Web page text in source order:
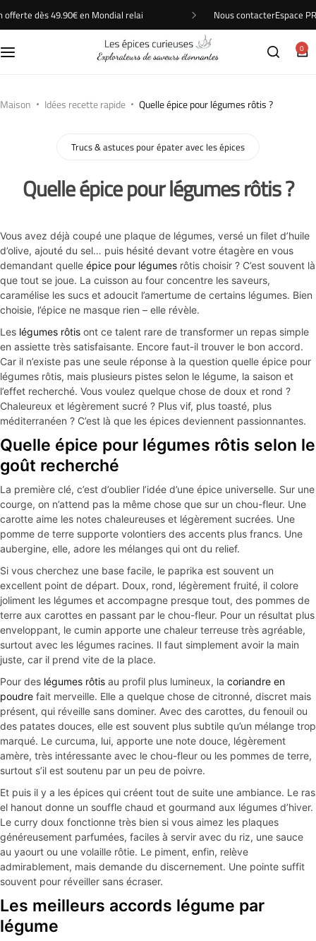
offerte dès 49.90€ en Mondial relai Nous contacterEspace
0
Maison Idées recette rapide Quelle épice pour légumes rôtis ?
Trucs & astuces pour épater avec les épices
Quelle épice pour légumes rôtis ?
Vous avez déjà coupé une plaque de légumes, versé un filet d’huile
d’olive, ajouté du sel… puis hésité devant votre étagère en vous
demandant quelle épice pour légumes rôtis choisir ? C’est souvent là
que tout se joue. La cuisson au four concentre les saveurs,
caramélise les sucs et adoucit l’amertume de certains légumes. Bien
choisie, l’épice ne masque rien – elle révèle.
Les légumes rôtis ont ce talent rare de transformer un repas simple
en assiette très satisfaisante. Encore faut-il trouver le bon accord.
Car il n’existe pas une seule réponse à la question quelle épice pour
légumes rôtis, mais plusieurs pistes selon le légume, la saison et
l’effet recherché. Vous voulez quelque chose de doux et rond ?
Chaleureux et légèrement sucré ? Plus vif, plus toasté, plus
méditerranéen ? C’est là que les épices deviennent passionnantes.
Quelle épice pour légumes rôtis selon le
goût recherché
La première clé, c’est d’oublier l’idée d’une épice universelle. Sur une
courge, on n’attend pas la même chose que sur un chou-fleur. Une
carotte aime les notes chaleureuses et légèrement sucrées. Une
pomme de terre supporte volontiers des accents plus francs. Une
aubergine, elle, adore les mélanges qui ont du relief.
Si vous cherchez une base facile, le paprika est souvent un
excellent point de départ. Doux, rond, légèrement fruité, il colore
joliment les légumes et accompagne presque tout, des pommes de
terre aux carottes en passant par le chou-fleur. Pour un résultat plus
enveloppant, le cumin apporte une chaleur terreuse très agréable,
surtout avec les légumes racines. Il faut simplement avoir la main
juste, car il prend vite de la place.
Pour des légumes rôtis au profil plus lumineux, la coriandre en
poudre fait merveille. Elle a quelque chose de citronné, discret mais
présent, qui réveille sans dominer. Avec des carottes, du fenouil ou
des patates douces, elle est souvent plus subtile qu’un mélange trop
marqué. Le curcuma, lui, apporte une note douce, légèrement
amère, très intéressante avec le chou-fleur ou les pommes de terre,
surtout s’il est soutenu par un peu de poivre.
Et puis il y a les épices qui créent tout de suite une ambiance. Le ras
el hanout donne un souffle chaud et gourmand aux légumes d’hiver.
Le curry doux fonctionne très bien si vous aimez les plaques
généreusement parfumées, faciles à servir avec du riz, une sauce
au yaourt ou une volaille rôtie. Le piment, enfin, relève
admirablement, mais demande du discernement. Une pointe suffit
souvent pour réveiller sans écraser.
Les meilleurs accords légume par
légume
Voir tout
Épices & Aromates
Nouveautés
Boissons
Épicerie Fine
Bonnes affaires
Les granolas
Aides culinaires
Epices bébé et enfant
Printemps
Automne
Entrée
Accompagnements
Cuisine du Moyen-Orient
Cuisine Indienne
Cuisine Méditerranéenne
Voir toutes les recettes
Trucs & astuces pour épater avec les épices
Comment utiliser les épices
Nouveauté et tendance des épices
Nos revendeurs
Prochains évenements